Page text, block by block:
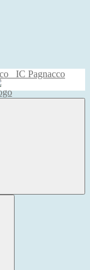
IC Pagnacco